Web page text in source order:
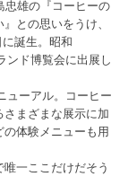
忠雄の『コーヒーの
との思いをうけ、
誕生。昭和
ンド博覧会に出展し
ューアル。コーヒー
まざまな展示に加
体験メニューも用
一ここだけだそう